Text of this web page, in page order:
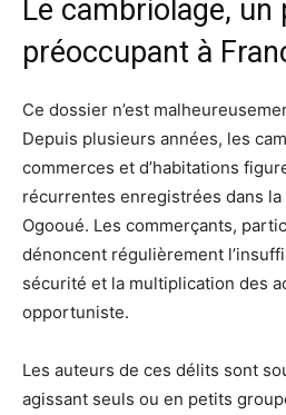
Le cambriolage, un
préoccupant à
Ce dossier n’est
Depuis plusieurs années, les
commerces et d’habitations
récurrentes enregistrées dans
Ogooué. Les commerçants,
dénoncent régulièrement
sécurité et la multiplication des
opportuniste.
Les auteurs de ces délits sont
agissant seuls ou en petits